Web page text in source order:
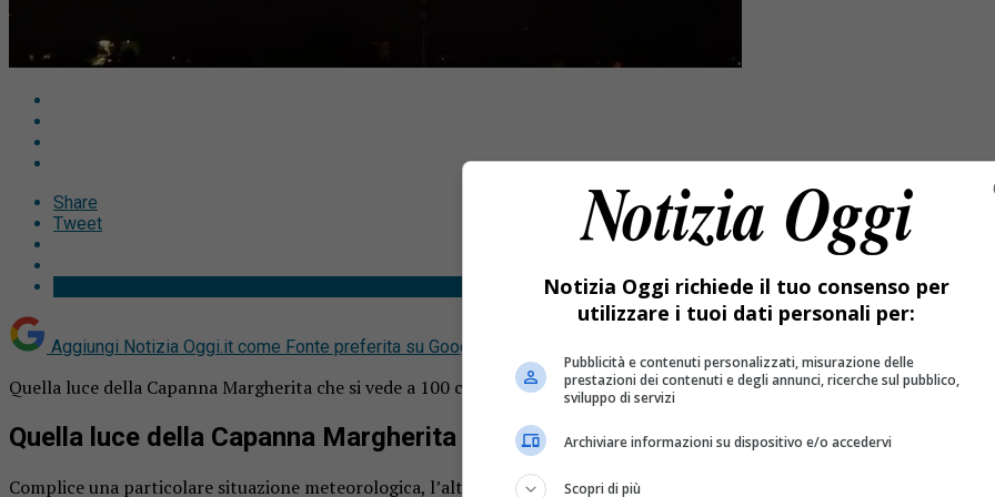
Share
Tweet
Aggiungi Notizia Oggi.it come Fonte preferita su Google
Quella luce della Capanna Margherita che si vede a 100 chilometri. L’altra notte il faretto all’esterno del rifugio è stato
Quella luce della Capanna Margherita che si vede a 100 chilometri
Complice una particolare situazione meteorologica, l’altra notte (11 settembre) la luce del faretto esterno della
Notizia Oggi richiede il tuo consenso per
utilizzare i tuoi dati personali per:
Pubblicità e contenuti personalizzati, misurazione delle
prestazioni dei contenuti e degli annunci, ricerche sul pubblico,
sviluppo di servizi
Archiviare informazioni su dispositivo e/o accedervi
Scopri di più